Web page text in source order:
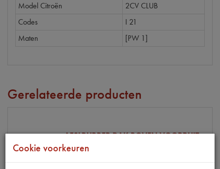
Model Citroën
2CV CLUB
Codes
I 21
Maten
[PW 1]
Gerelateerde producten
AFSLRUBBER DAK BOVEN VOORRUIT
€ 14,12
Cookie voorkeuren